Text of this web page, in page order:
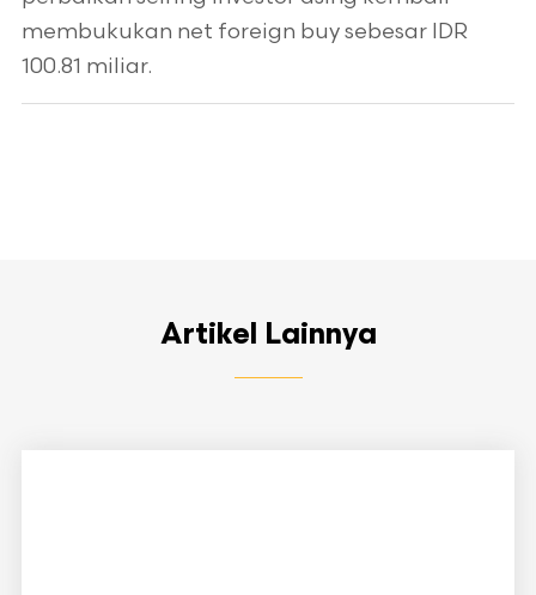
membukukan net foreign buy sebesar IDR
100.81 miliar.
Artikel Lainnya